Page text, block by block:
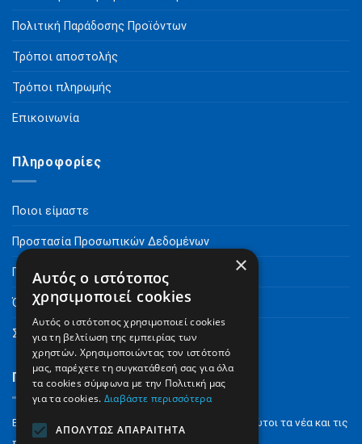
Πολιτική Παράδοσης Προϊόντων
Τρόποι αποστολής
Τρόποι πληρωμής
Επικοινωνία
Πληροφορίες
Ποιοι είμαστε
Προστασία Προσωπικών Δεδομένων
Πνευματικά Δικαιώματα
Όροι Χρήσης
Συχνές Ερωτήσεις
Γραφτείτε στο Newsletter
Εγγραφείτε στο NewsLetter για να μαθαίνετε πρώτοι τα νέα και τις
×
Αυτός ο ιστότοπος
χρησιμοποιεί cookies
Αυτός ο ιστότοπος χρησιμοποιεί cookies
για τη βελτίωση της εμπειρίας των
χρηστών. Χρησιμοποιώντας τον ιστότοπό
μας, παρέχετε τη συγκατάθεσή σας για όλα
τα cookies σύμφωνα με την Πολιτική μας
για τα cookies. Διαβάστε περισσότερα
ΑΠΟΛΎΤΩΣ ΑΠΑΡΑΊΤΗΤΑ